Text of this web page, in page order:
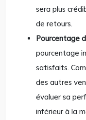
sera plus
de retours.
Pourcentage
pourcentage
satisfaits.
des autres
évaluer sa
inférieur à la